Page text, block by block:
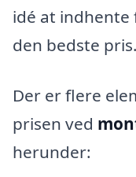
idé at
den bedste pris.
Der er flere
prisen ved
herunder: